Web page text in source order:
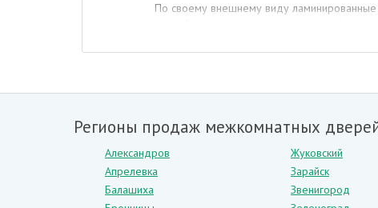
По своему внешнему виду ламинированные
ниже. Это практичная модель, не
– низкая стоимость,
– небольшая масса,
– долговечность,
– обширный выбор расцветок и моделей.
Двери из данного материала
Регионы продаж межкомнатных
Александров
Апрелевка
Балашиха
Жуковский
Зарайск
Звенигород